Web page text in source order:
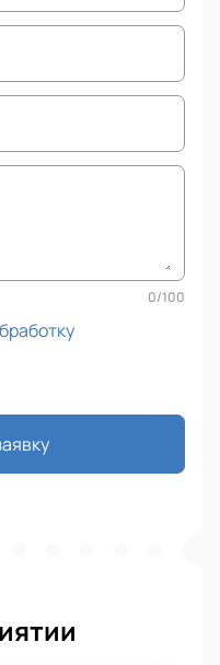
0/100